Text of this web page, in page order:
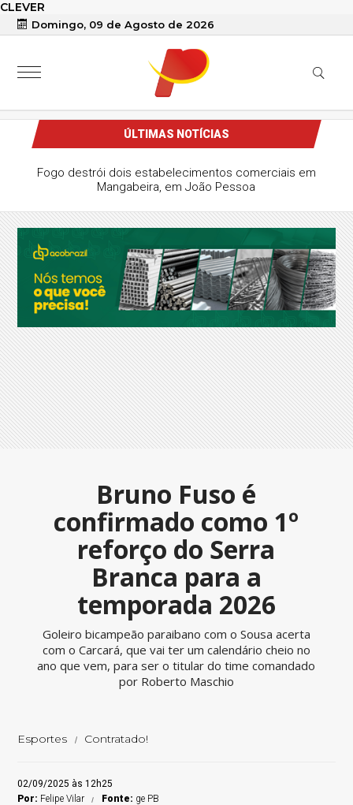
CLEVER
Domingo, 09 de Agosto de 2026
ÚLTIMAS NOTÍCIAS
Fogo destrói dois estabelecimentos comerciais em
Mangabeira, em João Pessoa
Bruno Fuso é
confirmado como 1º
reforço do Serra
Branca para a
temporada 2026
Goleiro bicampeão paraibano com o Sousa acerta
com o Carcará, que vai ter um calendário cheio no
ano que vem, para ser o titular do time comandado
por Roberto Maschio
Esportes Contratado!
02/09/2025 às 12h25
Por: Felipe Vilar Fonte: ge PB